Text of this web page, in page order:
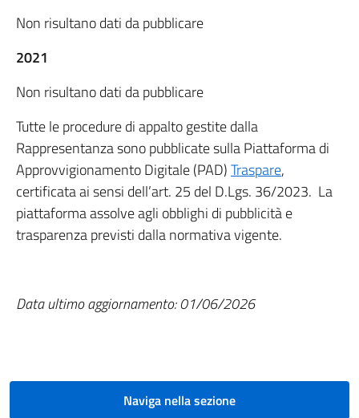
Non risultano dati da pubblicare
2021
Non risultano dati da pubblicare
Tutte le procedure di appalto gestite dalla
Rappresentanza sono pubblicate sulla Piattaforma di
Approvvigionamento Digitale (PAD)Traspare,
certificata ai sensi dell’art. 25 del D.Lgs. 36/2023. La
piattaforma assolve agli obblighi di pubblicità e
trasparenza previsti dalla normativa vigente.
Data ultimo aggiornamento: 01/06/2026
Naviga nella sezione